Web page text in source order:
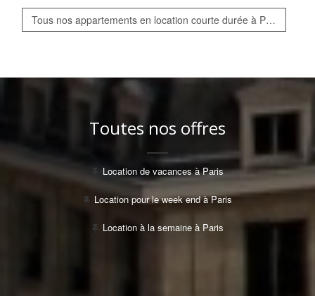
Tous nos appartements en location courte durée à Paris
Toutes nos offres
Location de vacances à Paris
Location pour le week end à Paris
Location à la semaine à Paris